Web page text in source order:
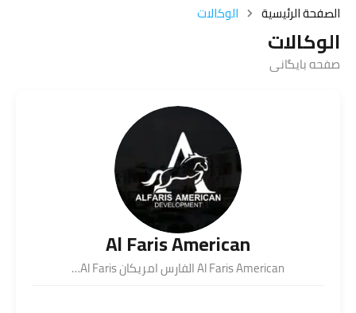
الصفحة الرئيسية الوكالات
الوكالات
صفحه بایگانی
Al Faris American
Al Faris American الفارس امريكان Al Faris…